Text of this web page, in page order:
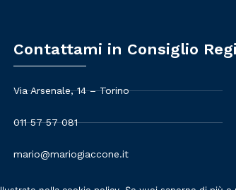
Contattami in Consiglio
Via Arsenale, 14 – Torino
011 57 57 081
mario@mariogiaccone.it